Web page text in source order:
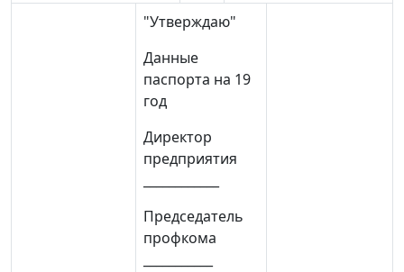
"Утверждаю"
Данные
паспорта на 19
год
Директор
предприятия
Председатель
профкома